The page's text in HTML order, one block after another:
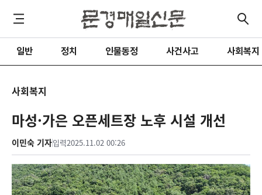
일반 정치 인물동정 사건사고 사회복지
사회복지
마성·가은 오픈세트장 노후 시설 개선
이민숙 기자입력2025.11.02 00:26